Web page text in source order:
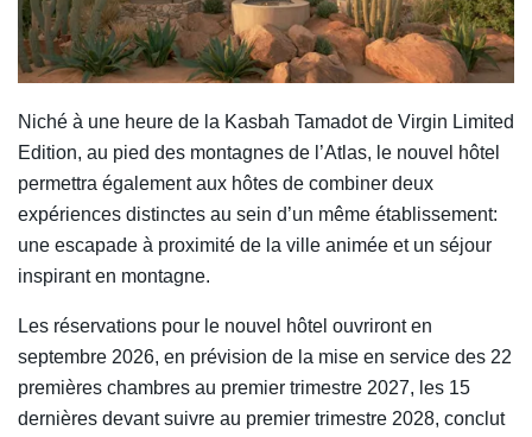
Niché à une heure de la Kasbah Tamadot de Virgin Limited
Edition, au pied des montagnes de l’Atlas, le nouvel hôtel
permettra également aux hôtes de combiner deux
expériences distinctes au sein d’un même établissement:
une escapade à proximité de la ville animée et un séjour
inspirant en montagne.
Les réservations pour le nouvel hôtel ouvriront en
septembre 2026, en prévision de la mise en service des 22
premières chambres au premier trimestre 2027, les 15
dernières devant suivre au premier trimestre 2028, conclut